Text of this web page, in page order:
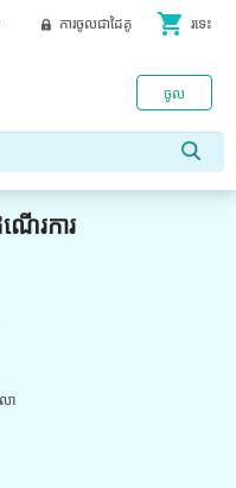
ការចូលជាដៃគូ shopping_cart រទេះ
ចូល
ើរការ
ា